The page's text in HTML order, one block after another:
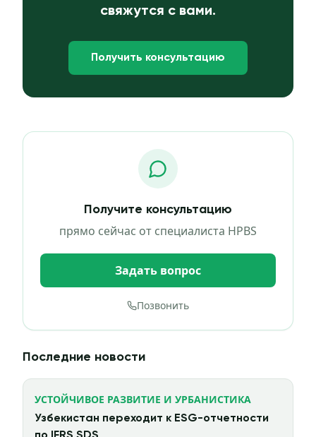
свяжутся с вами.
Получить консультацию
Получите консультацию
прямо сейчас от специалиста HPBS
Задать вопрос
Позвонить
Последние новости
УСТОЙЧИВОЕ РАЗВИТИЕ И УРБАНИСТИКА
Узбекистан переходит к ESG-отчетности